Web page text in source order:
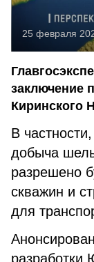
25 февраля
заключение
Киринского
В
добыча
разрешено
скважин и
для
разработки